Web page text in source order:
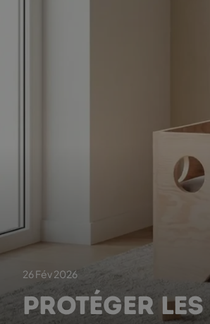
26 Fév 2026
PROTÉGER